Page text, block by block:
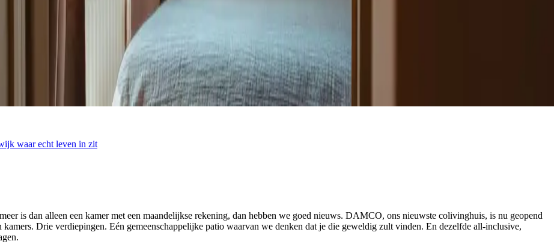
waar echt leven in zit
is dan alleen een kamer met een maandelijkse rekening, dan hebben we goed nieuws. DAMCO, ons nieuwste colivinghuis, is nu geopend
Drie verdiepingen. Eén gemeenschappelijke patio waarvan we denken dat je die geweldig zult vinden. En dezelfde all-inclusive,